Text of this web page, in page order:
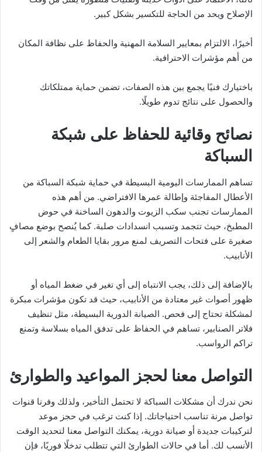
الإصلاح ويحد من الحاجة للتكسير بشكل كبير.
أخيرًا، الالتزام بمعايير السلامة المهنية والحفاظ على نظافة المكان
من أهم مؤشرات الاحترافية.
باختيارك فنيًا يجمع بين هذه الصفات، تضمن حماية ممتلكاتك
والحصول على نتائج تدوم طويلًا.
نصائح وقائية للحفاظ على شبكة
السباكة
تساهم الممارسات اليومية البسيطة في حماية شبكة السباكة من
الأعطال المفاجئة وإطالة عمرها الافتراضي. من أهم هذه
الممارسات تجنب سكب الزيوت والدهون الساخنة في حوض
المطبخ، حيث تتجمد وتسبب انسدادات صلبة. كما يُنصح بوضع مصافٍ
صغيرة على فتحات التصريف لمنع مرور بقايا الطعام والشعر إلى
الأنابيب.
بالإضافة إلى ذلك، يجب الانتباه إلى أي تغير في ضغط المياه أو
ظهور أصوات غير معتادة من الأنابيب، حيث قد تكون مؤشرات مبكرة
لمشكلة تحتاج إلى فحص. الصيانة الدورية البسيطة، مثل تنظيف
فلاتر الصنابير، تساهم في الحفاظ على تدفق المياه بسلاسة وتمنع
تراكم الرواسب.
التواصل معنا لحجز المواعيد والطوارئ
نحن ندرك أن مشكلات السباكة لا تحتمل التأخير، ولذلك وفرنا قنوات
تواصل مرنة تناسب احتياجاتك. إذا كنت ترغب في حجز موعد
لتركيبات جديدة أو صيانة دورية، يمكنك التواصل معنا لتحديد الوقت
الأنسب لك. أما في حالات الطوارئ التي تتطلب تدخلًا فوريًا، فإن